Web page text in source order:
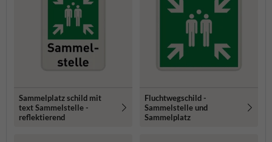
Sammelplatz schild mit
text Sammelstelle -
reflektierend
Fluchtwegschild -
Sammelstelle und
Sammelplatz